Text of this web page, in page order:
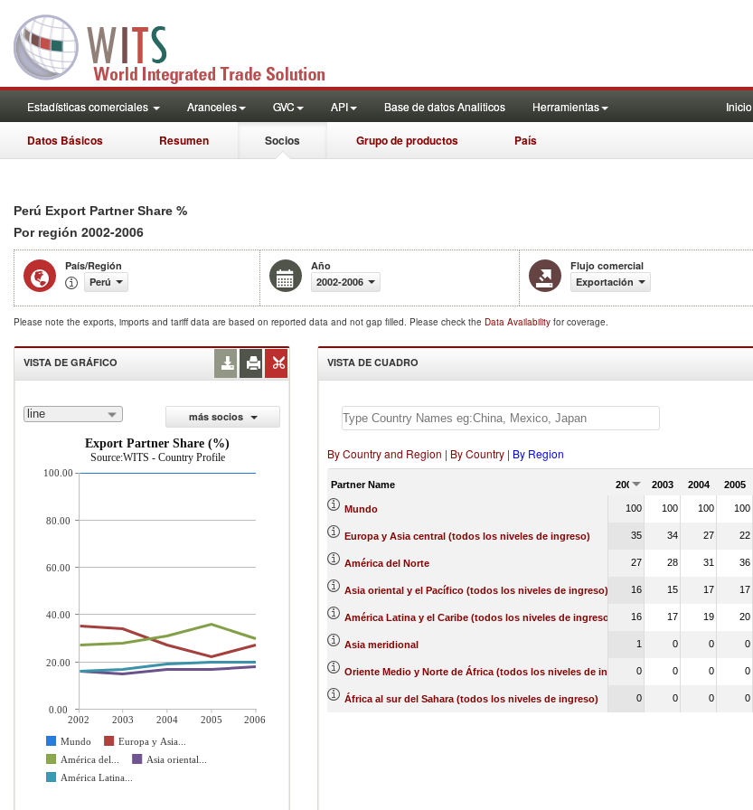
Estadísticas comerciales Aranceles GVC API Base de datos Analiticos Herramientas Inicio
Datos Básicos Resumen Socios Grupo de productos País
Perú Export Partner Share %
Por región 2002-2006
País/Región
Perú
Año
2002-2006
Flujo comercial
Exportación
Please note the exports, imports and tariff data are based on reported data and not gap filled. Please check the Data Availability for coverage.
VISTA DE GRÁFICO
line
más socios
Export Partner Share (%)
Source:WITS - Country Profile
2002 2003 2004 2005
2006
Mundo
Europa y Asia...
América del...
Asia oriental...
América Latina...
100.00
80.00
60.00
40.00
20.00
0.00
VISTA DE CUADRO
By Country and Region | By Country | By Region
Partner Name 2002 2003 2004 2005
Mundo 100 100 100 100
Europa y Asia central (todos los niveles de ingreso) 35 34 27 22
América del Norte 27 28 31 36
Asia oriental y el Pacífico (todos los niveles de ingreso) 16 15 17 17
América Latina y el Caribe (todos los niveles de ingreso) 16 17 19 20
Asia meridional 1 0 0 0
Oriente Medio y Norte de África (todos los niveles de ingreso)0 0 0 0
África al sur del Sahara (todos los niveles de ingreso) 0 0 0 0